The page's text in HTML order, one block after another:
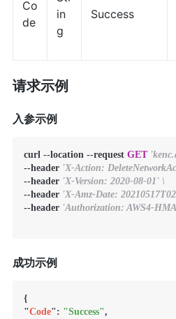
Co
de
in
g
Success
请求示例
入参示例
curl --location --request GET
--header 'X-Action:
--header 'X-Version: 2020-08-01' \
--header 'X-Amz-Date:
--header 'Authorization: AWS4-
成功示例
{
"Code": "Success"